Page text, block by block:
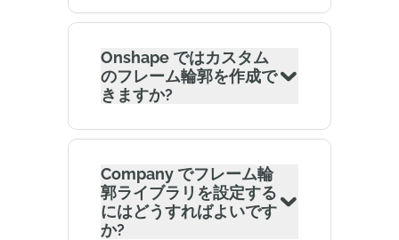
Onshape ではカスタム
のフレーム輪郭を作成で
きますか?
Company でフレーム輪
郭ライブラリを設定する
にはどうすればよいです
か?